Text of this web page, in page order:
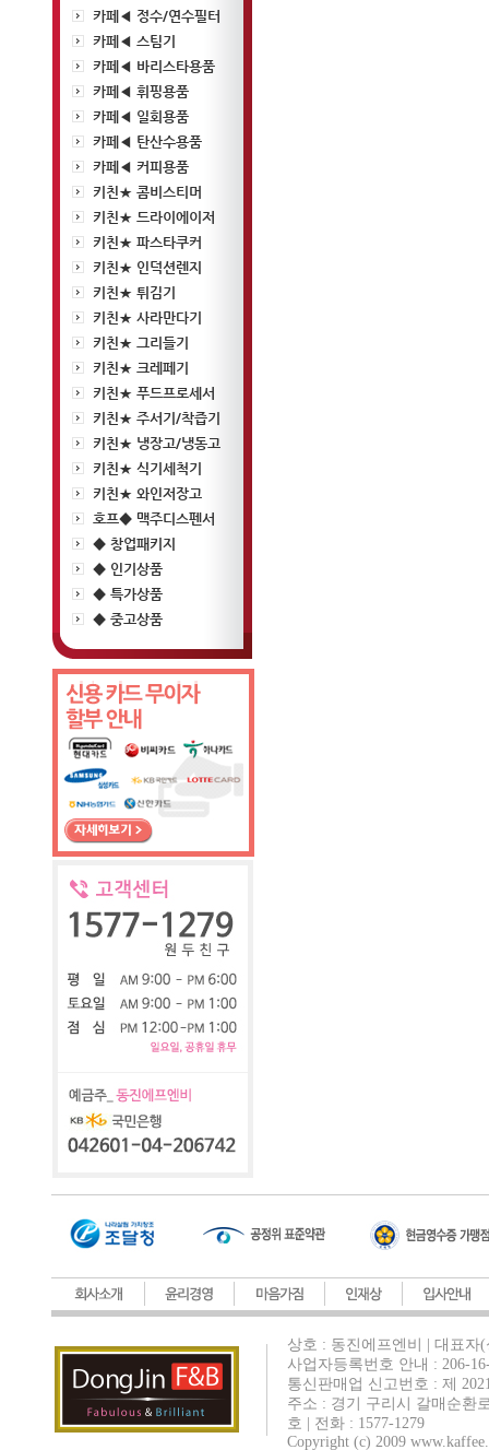
카페◀ 정수/연수필터
카페◀ 스팀기
카페◀ 바리스타용품
카페◀ 휘핑용품
카페◀ 일회용품
카페◀ 탄산수용품
카페◀ 커피용품
키친★ 콤비스티머
키친★ 드라이에이저
키친★ 파스타쿠커
키친★ 인덕션렌지
키친★ 튀김기
키친★ 사라만다기
키친★ 그리들기
키친★ 크레페기
키친★ 푸드프로세서
키친★ 주서기/착즙기
키친★ 냉장고/냉동고
키친★ 식기세척기
키친★ 와인저장고
호프◆ 맥주디스펜서
◆ 창업패키지
◆ 인기상품
◆ 특가상품
◆ 중고상품
상호 : 동진에프엔비 | 대표
사업자등록번호 안내 : 206-
통신판매업 신고번호 : 제
주소 : 경기 구리시 갈매순환
호 | 전화 : 1577-1279
Copyright (c) 2009